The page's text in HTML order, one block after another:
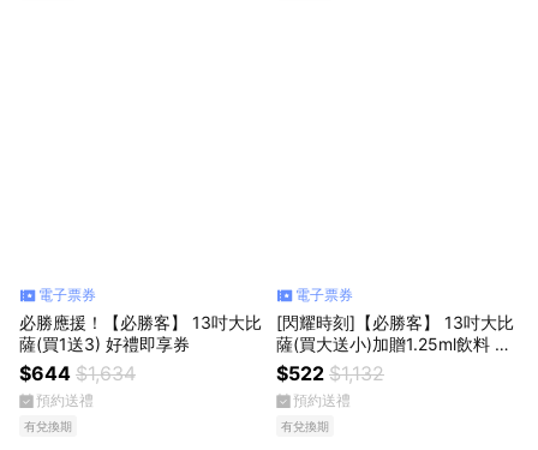
電子票券
必勝應援！【必勝客】 13吋大比
薩(買1送3) 好禮即享券
$644 $1,634
預約送禮
有兌換期
電子票券
[閃耀時刻]【必勝客】 13吋大比
薩(買大送小)加贈1.25ml飲料 好
禮即享券
$522 $1,132
預約送禮
有兌換期